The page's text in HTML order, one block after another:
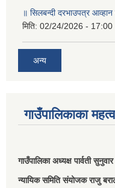
॥ सिलबन्दी दरभाउपत्र
मिति: 02/24/2026 - 17:00
अन्य
गाउँपालिकाका
गाउँपालिका अध्यक्ष पार्वती
न्यायिक समिति संयोजक राजु